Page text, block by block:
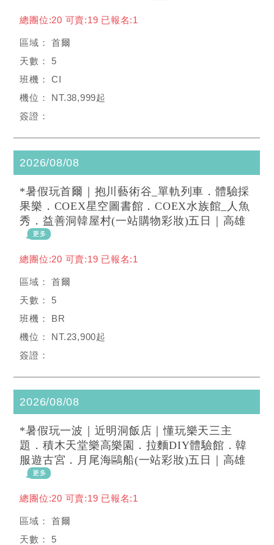
總團位:20 可賣:19 已報名:1
首爾
5
CI
NT.38,999起
2026/08/08
*暑假玩首爾｜抱川藝術谷_單軌列車．體驗採
果樂．COEX星空圖書館．COEX水族館_人魚
秀．益善洞韓屋村(一站購物彩妝)五日｜高雄
總團位:20 可賣:19 已報名:1
首爾
5
BR
NT.23,900起
2026/08/08
*暑假玩一波｜近明洞飯店｜懂玩樂天三主
題．積木天堂樂高樂園．拉麵DIY體驗館．韓
服遊古宮．月尾海鷗船(一站彩妝)五日｜高雄
總團位:20 可賣:19 已報名:1
首爾
5